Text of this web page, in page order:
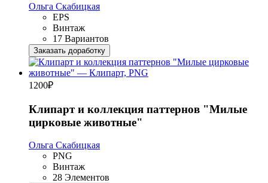
Ольга Скабицкая
EPS
Винтаж
17 Вариантов
Заказать доработку
1200₽
Клипарт и коллекция паттернов "Милые
цирковые животные"
Ольга Скабицкая
PNG
Винтаж
28 Элементов